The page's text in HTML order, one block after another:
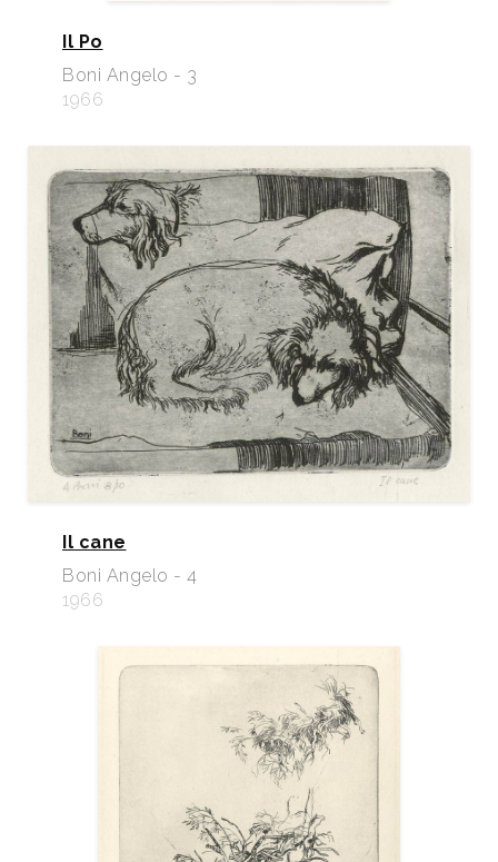
Arianna Sartori, Mantova, Centro Studi Sartori per la
Grafica
Floris” Comune di Olzai, Olzai, pp. 30, 31, 101/102.
2020
Maria Gabriella Savoia, In ricordo di Angelo Boni,
Mantova, Archivio, n. 6 giu.lug.ago., p. 31
Il Po
Boni Angelo - 3
1966
Il cane
Boni Angelo - 4
1966